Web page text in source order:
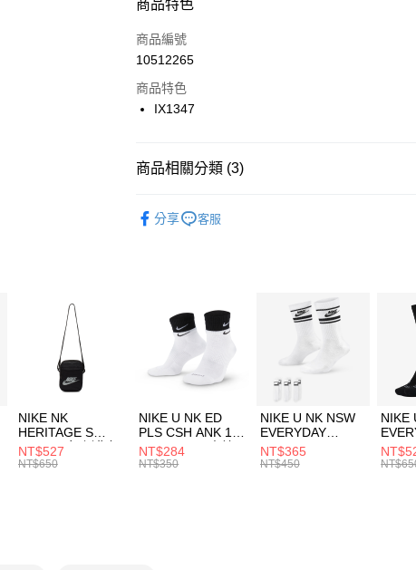
合作金庫商業銀行
華南商業銀行
上海商業儲蓄銀行
國泰世華商業銀行
聯邦商業銀行
台新國際商業銀行
LINE Pay
Apple Pay
【關於「AFTEE先享後付」】
３．安心：先確認商品／服務後，再付款。
【「AFTEE先享後付」結帳流程】
１．於結帳方式選擇「AFTEE先享後付」後，將跳轉至
付」結帳頁面，進行簡訊認證並確認金額後，即可完成結
２．訂單成立數日內，您將收到繳費通知簡訊。
３．收到繳費通知簡訊後14天內，點擊此簡訊中的連結
／ATM／網路銀行／等多元方式進行付款，方視為交易
※ 請注意：結帳手續完成當下不需立刻繳費，但若您需
絡購買商品的店家。未經商家同意取消之訂單仍視為有效
先享後付繳納相關費用。
每筆NT$100，滿NT$1,500(含以上)免運費
每筆NT$100，滿NT$1,500(含以上)免運費
付款後門市自取
每筆NT$100，滿NT$1,500(含以上)免運費
商品特色
商品編號
10512265
商品特色
IX1347
商品相關分類 (3)
分享 客服
NIKE NK
HERITAGE S
SMIT 男女 側背包
BA5871010
NT$527
NT$650
NIKE U NK ED
PLS CSH ANK 1P
144 DBL 男 中統
襪 DH4058104
NT$284
NT$350
NIKE U NK NSW
EVERYDAY
ESSENTIAL CR
男女 短統襪
NT$365
NT$450
NIKE
長統